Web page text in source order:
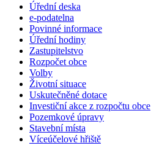
Úřední deska
e-podatelna
Povinné informace
Úřední hodiny
Zastupitelstvo
Rozpočet obce
Volby
Životní situace
Uskutečněné dotace
Investiční akce z rozpočtu obce
Pozemkové úpravy
Stavební místa
Víceúčelové hřiště